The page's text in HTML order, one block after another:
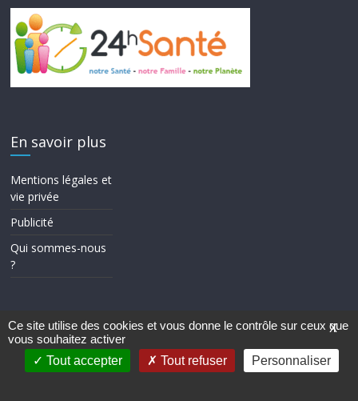
En savoir plus
Mentions légales et
vie privée
Publicité
Qui sommes-nous
?
Copyright © 2026
Theme ColorMag par
ThemeGrill.. Propulsé parWordPress.
X
Ce site utilise des cookies et vous donne le contrôle sur ceux que
vous souhaitez activer
Tout accepter
Tout refuser Personnaliser